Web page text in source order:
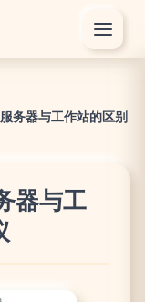
务器与工作站的区别
器与工